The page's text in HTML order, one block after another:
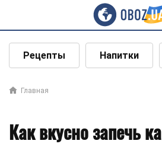
Рецепты Напитки
Главная
Как вкусно запечь